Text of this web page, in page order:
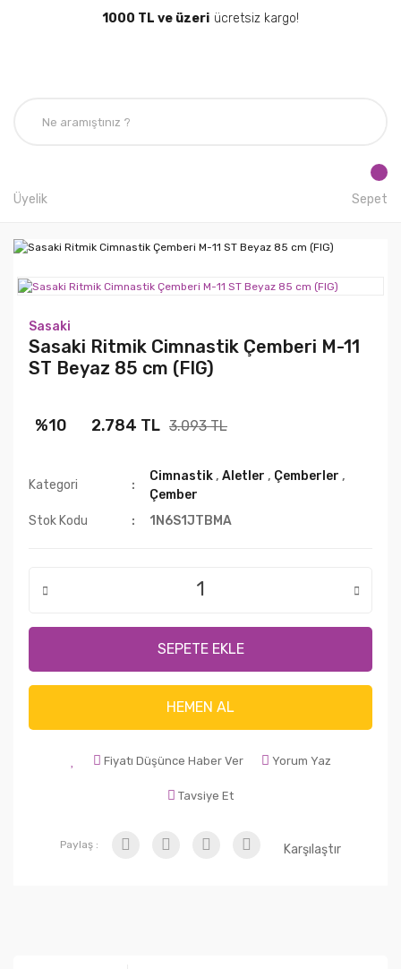
1000 TL ve üzeri ücretsiz kargo!
Üyelik Sepet
Sasaki
Sasaki Ritmik Cimnastik Çemberi M-11
ST Beyaz 85 cm (FIG)
%10 2.784 TL 3.093 TL
Kategori
Cimnastik,Aletler , Çemberler ,
Çember
Stok Kodu
1N6S1JTBMA
SEPETE EKLE
HEMEN AL
Fiyatı Düşünce Haber Ver Yorum Yaz
Tavsiye Et
Paylaş : Karşılaştır